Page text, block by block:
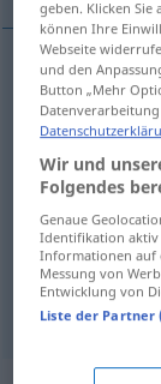
(Topf-)Deckelm
Tarnung
Deckmantel
Vorwandm
geben. Klicken Sie
können Ihre
Webseite
und den
Button „Mehr
Wir und
Folgendes
Genaue
Identifikation
Informationen auf
Messung von
Entwicklung von
Liste der Partner